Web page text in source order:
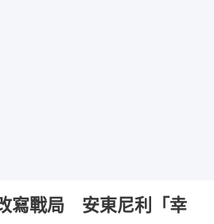
寫戰局 安東尼利「幸